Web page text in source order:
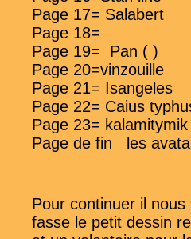
Page 17= Salabert
Page 18=
Page 19= Pan ( )
Page 20=vinzouille
Page 21= Isangeles
Page 22= Caius
Page 23= kalamitymik
Page de fin les
Pour continuer il
fasse le petit dessin